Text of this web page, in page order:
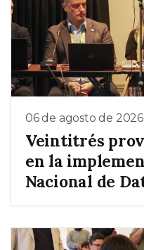
06 de agosto de 2026
Veintitrés
en la
Nacional de